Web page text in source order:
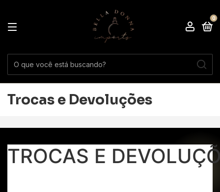
0
Trocas e Devoluções
TROCAS E